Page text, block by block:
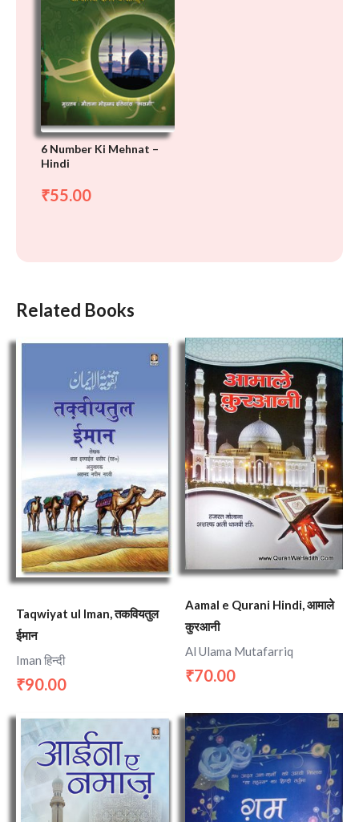
6 Number Ki Mehnat –
Hindi
₹55.00
Related Books
Taqwiyat ul Iman, तकवियतुल
ईमान
Iman हिन्दी
₹90.00
Aamal e Qurani Hindi, आमाले
कुरआनी
Al Ulama Mutafarriq
₹70.00